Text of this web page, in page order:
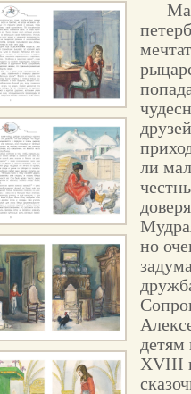
ли
но
детям
XVIII